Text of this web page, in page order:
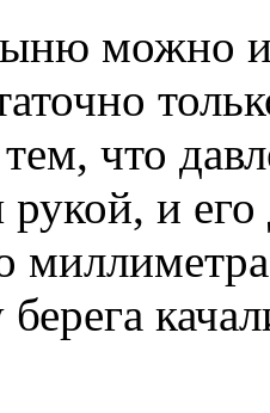
можно
что
рукой, и